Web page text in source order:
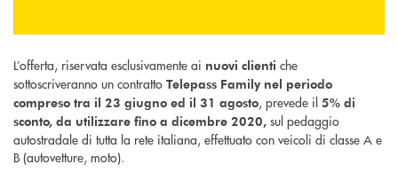
L’offerta, riservata esclusivamente ai nuovi clienti che
sottoscriveranno un contratto Telepass Family nel periodo
compreso tra il 23 giugno ed il 31 agosto, prevede il 5% di
sconto, da utilizzare fino a dicembre 2020, sul pedaggio
autostradale di tutta la rete italiana, effettuato con veicoli di classe A e
B (autovetture, moto).